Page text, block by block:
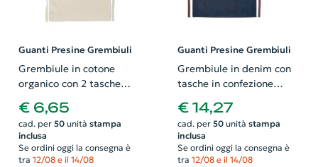
Guanti Presine Grembiuli
Grembiule in cotone
organico con 2 tasche
€ 6,65
cad. per 50unità stampa
inclusa
Se ordini oggi la consegna è
tra 12/08 e il 14/08
Guanti Presine Grembiuli
Grembiule in denim con
tasche in confezione
€ 14,27
cad. per 50unità stampa
inclusa
Se ordini oggi la consegna è
tra 12/08 e il 14/08